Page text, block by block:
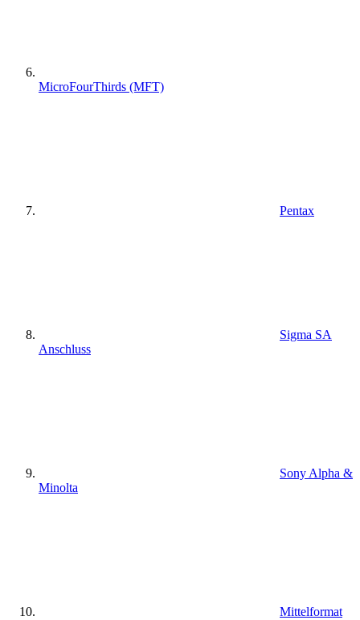
MicroFourThirds (MFT)
Pentax
Sigma SA
Anschluss
Sony Alpha &
Minolta
Mittelformat